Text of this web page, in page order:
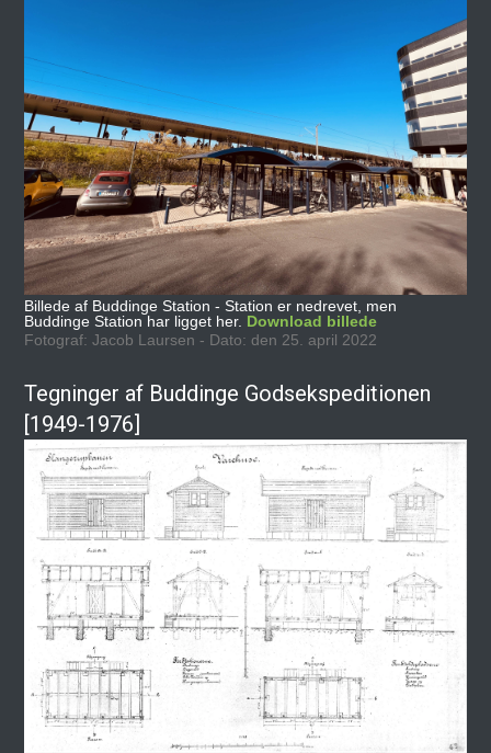
Billede af Buddinge Station - Station er nedrevet, men
Buddinge Station har ligget her. Download billede
Fotograf: Jacob Laursen - Dato: den 25. april 2022
Tegninger af Buddinge Godsekspeditionen
[1949-1976]